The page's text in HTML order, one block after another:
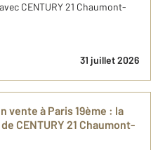
CENTURY 21 Chaumont-
31 juillet 2026
vente à Paris 19ème : la
CENTURY 21 Chaumont-